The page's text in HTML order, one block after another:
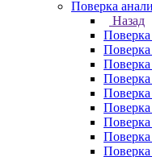
Поверка
Назад
Поверка
Поверка
Поверка
Поверка
Поверка
Поверка
Поверка
Поверка
Поверка